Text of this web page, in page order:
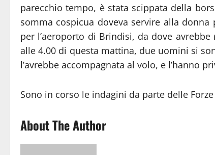
parecchio tempo, è stata scippata della
somma cospicua doveva servire alla
per l’aeroporto di Brindisi, da dove
alle 4.00 di questa mattina, due uomini si
l’avrebbe accompagnata al volo, e l’hanno
Sono in corso le indagini da parte delle
About The Author